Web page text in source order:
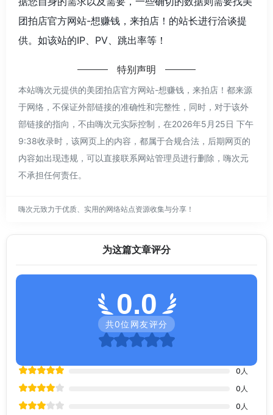
团拍店官方网站-想赚钱，来拍店！的站长进行洽谈提
供。如该站的IP、PV、跳出率等！
特别声明
本站嗨次元提供的美团拍店官方网站-想赚钱，来拍店！都来源
于网络，不保证外部链接的准确性和完整性，同时，对于该外
部链接的指向，不由嗨次元实际控制，在2026年5月25日 下午
9:38收录时，该网页上的内容，都属于合规合法，后期网页的
内容如出现违规，可以直接联系网站管理员进行删除，嗨次元
不承担任何责任。
嗨次元致力于优质、实用的网络站点资源收集与分享！
为这篇文章评分
0.0
共0位网友评分
0 人
0 人
0 人